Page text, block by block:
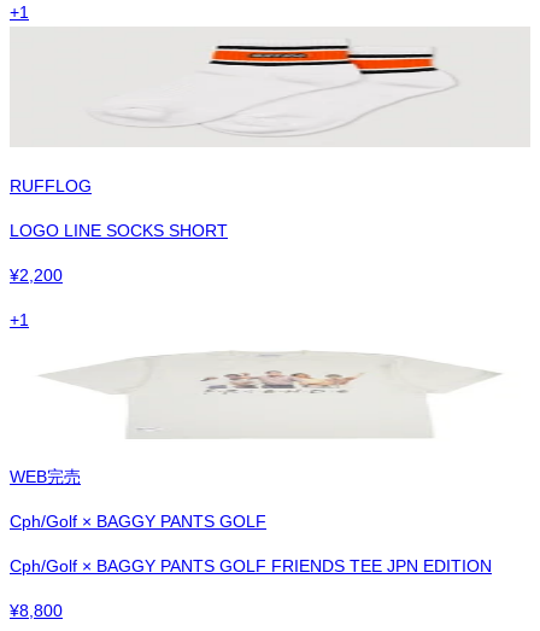
+1
RUFFLOG
LOGO LINE SOCKS SHORT
¥2,200
+1
WEB完売
Cph/Golf × BAGGY PANTS GOLF
Cph/Golf × BAGGY PANTS GOLF FRIENDS TEE JPN EDITION
¥8,800